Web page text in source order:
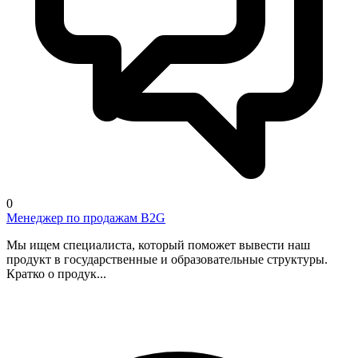
0
Менеджер по продажам B2G
Мы ищем специалиста, который поможет вывести наш
продукт в государственные и образовательные структуры.
Кратко о продук...